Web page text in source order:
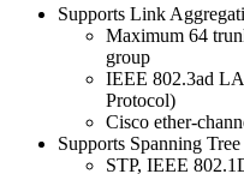
Supports Link
Maximum 64
group
IEEE 802.3ad
Protocol)
Cisco ether-
Supports Spanning
STP, IEEE